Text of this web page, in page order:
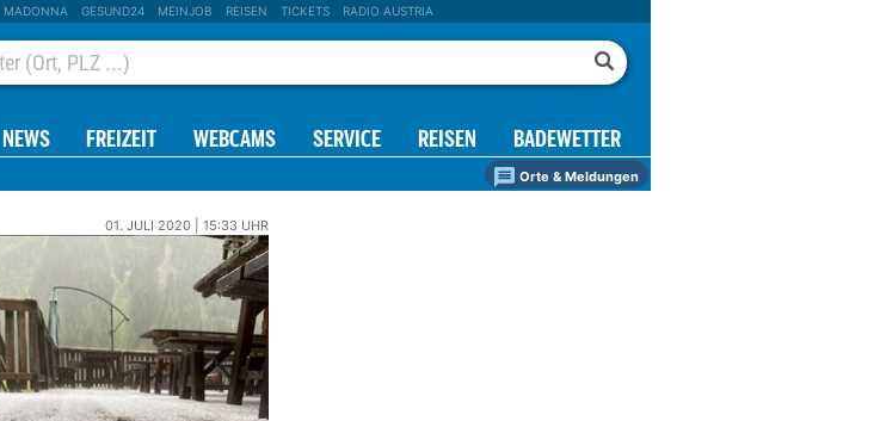
MADONNA GESUND24 MEINJOB REISEN TICKETS RADIO AUSTRIA
NEWS FREIZEIT WEBCAMS SERVICE REISEN BADEWETTER
Orte & Meldungen
01. JULI 2020 | 15:33 UHR